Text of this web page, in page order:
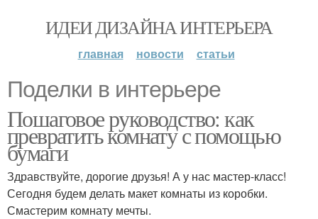
ИДЕИ ДИЗАЙНА ИНТЕРЬЕРА
главная новости статьи
Поделки в интерьере
Пошаговое руководство: как
превратить комнату с помощью
бумаги
Здравствуйте, дорогие друзья! А у нас мастер-класс!
Сегодня будем делать макет комнаты из коробки.
Смастерим комнату мечты.